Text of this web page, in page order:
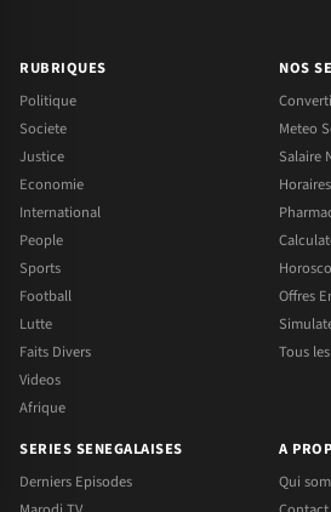
RUBRIQUES
Politique
Societe
Justice
Economie
International
People
Sports
Football
Lutte
Faits Divers
Videos
Afrique
NOS
Meteo
Salaire
Offres
Tous
SERIES SENEGALAISES
Derniers Episodes
A
Qui